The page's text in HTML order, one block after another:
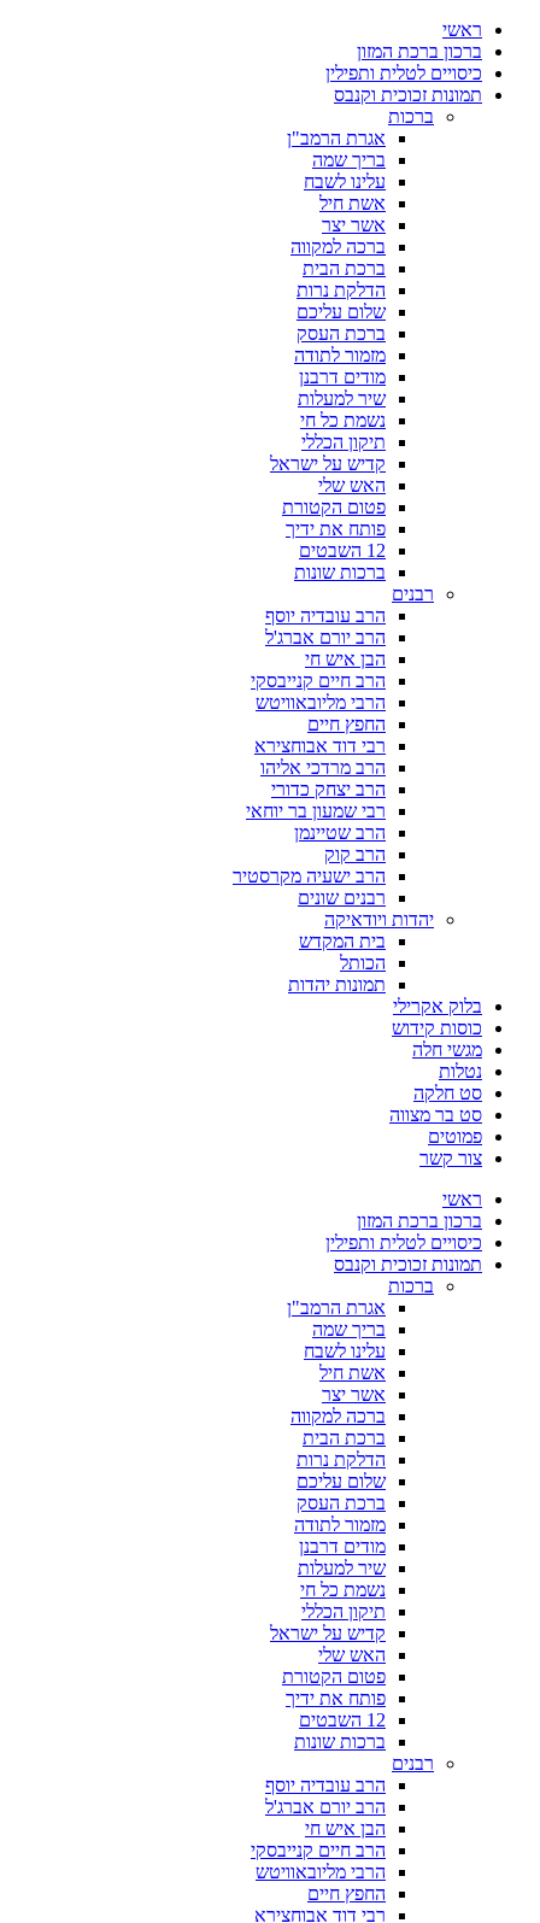
ראשי
ברכון ברכת המזון
כיסויים לטלית ותפילין
תמונות זכוכית וקנבס
ברכות
אגרת הרמב"ן
בריך שמה
עלינו לשבח
אשת חיל
אשר יצר
ברכה למקווה
ברכת הבית
הדלקת נרות
שלום עליכם
ברכת העסק
מזמור לתודה
מודים דרבנן
שיר למעלות
נשמת כל חי
תיקון הכללי
קדיש על ישראל
האש שלי
פטום הקטורת
פותח את ידיך
12 השבטים
ברכות שונות
רבנים
הרב עובדיה יוסף
הרב יורם אברג'ל
הבן איש חי
הרב חיים קנייבסקי
הרבי מליובאוויטש
החפץ חיים
רבי דוד אבוחצירא
הרב מרדכי אליהו
הרב יצחק כדורי
רבי שמעון בר יוחאי
הרב שטיינמן
הרב קוק
הרב ישעיה מקרסטיר
רבנים שונים
יהדות ויודאיקה
בית המקדש
הכותל
תמונות יהדות
בלוק אקרילי
כוסות קידוש
מגשי חלה
נטלות
סט חלקה
סט בר מצווה
פמוטים
צור קשר
ראשי
ברכון ברכת המזון
כיסויים לטלית ותפילין
תמונות זכוכית וקנבס
ברכות
אגרת הרמב"ן
בריך שמה
עלינו לשבח
אשת חיל
אשר יצר
ברכה למקווה
ברכת הבית
הדלקת נרות
שלום עליכם
ברכת העסק
מזמור לתודה
מודים דרבנן
שיר למעלות
נשמת כל חי
תיקון הכללי
קדיש על ישראל
האש שלי
פטום הקטורת
פותח את ידיך
12 השבטים
ברכות שונות
רבנים
הרב עובדיה יוסף
הרב יורם אברג'ל
הבן איש חי
הרב חיים קנייבסקי
הרבי מליובאוויטש
החפץ חיים
רבי דוד אבוחצירא